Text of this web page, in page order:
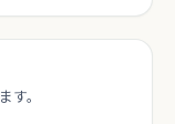
。